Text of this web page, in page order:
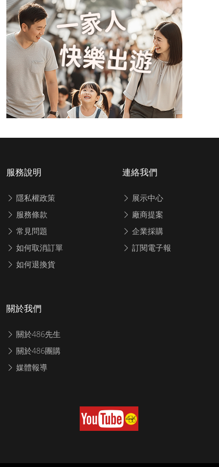
服務說明
隱私權政策
服務條款
常見問題
如何取消訂單
如何退換貨
連絡我們
展示中心
廠商提案
企業採購
訂閱電子報
關於我們
關於486先生
關於486團購
媒體報導